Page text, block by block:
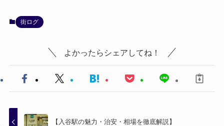
街ログ
よかったらシェアしてね！
【入谷駅の魅力・治安・相場を徹底解説】